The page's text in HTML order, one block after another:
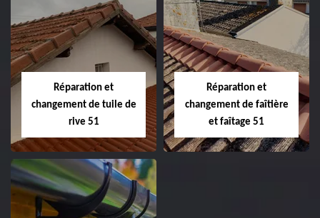
Peinture sur tuile
et toiture 51
Marne
Changement de
toiture 51
Réparation et
changement de tuile de
rive 51
Réparation et
changement de faîtière
et faîtage 51